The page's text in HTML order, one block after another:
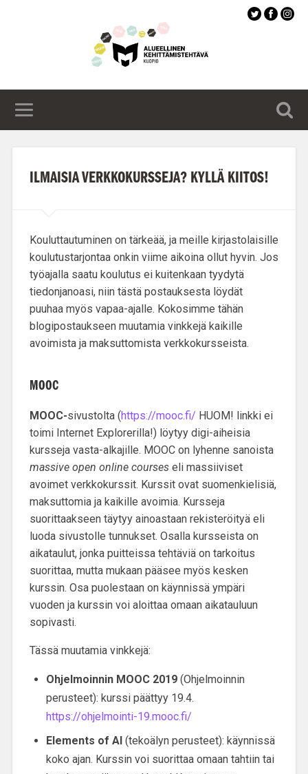
ILMAISIA VERKKOKURSSEJA? KYLLÄ KIITOS!
Kouluttautuminenon tärkeää, ja meille kirjastolaisille
koulutustarjontaa onkin viime aikoina ollut hyvin. Jos
työajalla saatu koulutus ei kuitenkaan tyydytä
tiedonjanoasi, niin tästä postauksesta löydät
puuhaa myös vapaa-ajalle. Kokosimme tähän
blogipostaukseen muutamia vinkkejä kaikille
avoimista ja maksuttomista verkkokursseista.
MOOC
MOOC-sivustolta (https://mooc.fi/ HUOM! linkki ei
toimi Internet Explorerilla!) löytyy digi-aiheisia
kurssejavasta-alkajille. MOOCon lyhenne sanoista
massive open online courseseli massiiviset
avoimet verkkokurssit. Kurssit ovat suomenkielisiä,
maksuttomiaja kaikille avoimia. Kursseja
suorittaakseen täytyy ainoastaan rekisteröityä eli
luoda sivustolle tunnukset. Osalla kursseista on
aikataulut, jonka puitteissa tehtäviä on tarkoitus
suorittaa, mutta mukaan pääsee myös kesken
kurssin. Osa puolestaan on käynnissä ympäri
vuoden ja kurssin voi aloittaa omaan aikatauluun
sopivasti.
Tässä muutamia vinkkejä:
Ohjelmoinnin MOOC 2019(Ohjelmoinnin
perusteet): kurssi päättyy 19.4.
https://ohjelmointi-19.mooc.fi/
Elements of AI(tekoälyn perusteet): käynnissä
koko ajan. Kurssin voi suorittaa omaan tahtiin tai